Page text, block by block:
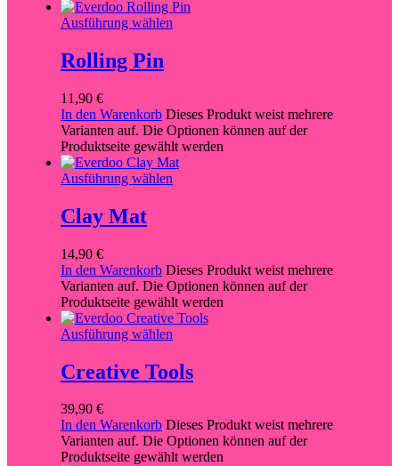
Ausführung wählen
Rolling Pin
11,90 €
In den Warenkorb Dieses Produkt weist mehrere
Varianten auf. Die Optionen können auf der
Produktseite gewählt werden
Ausführung wählen
Clay Mat
14,90 €
In den Warenkorb Dieses Produkt weist mehrere
Varianten auf. Die Optionen können auf der
Produktseite gewählt werden
Ausführung wählen
Creative Tools
39,90 €
In den Warenkorb Dieses Produkt weist mehrere
Varianten auf. Die Optionen können auf der
Produktseite gewählt werden